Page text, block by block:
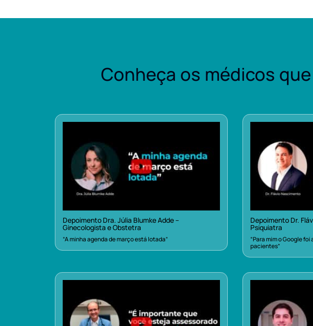
Conheça os médicos
Depoimento Dra. Júlia Blumke Adde –
Ginecologista e Obstetra
“A minha agenda de março está lotada”
Depoimento Dr.
Psiquiatra
“Para mim o Google
pacientes”